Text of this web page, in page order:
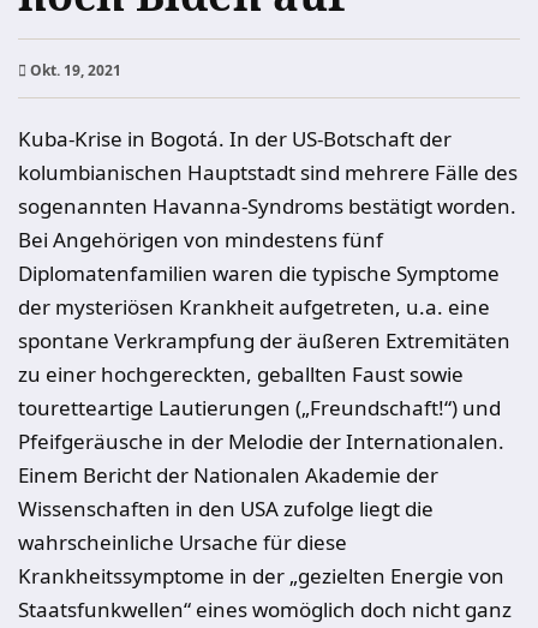
Okt. 19, 2021
Kuba-Krise in Bogotá. In der US-Botschaft der
kolumbianischen Hauptstadt sind mehrere Fälle des
sogenannten Havanna-Syndroms bestätigt worden.
Bei Angehörigen von mindestens fünf
Diplomatenfamilien waren die typische Symptome
der mysteriösen Krankheit aufgetreten, u.a. eine
spontane Verkrampfung der äußeren Extremitäten
zu einer hochgereckten, geballten Faust sowie
touretteartige Lautierungen („Freundschaft!“) und
Pfeifgeräusche in der Melodie der Internationalen.
Einem Bericht der Nationalen Akademie der
Wissenschaften in den USA zufolge liegt die
wahrscheinliche Ursache für diese
Krankheitssymptome in der „gezielten Energie von
Staatsfunkwellen“ eines womöglich doch nicht ganz